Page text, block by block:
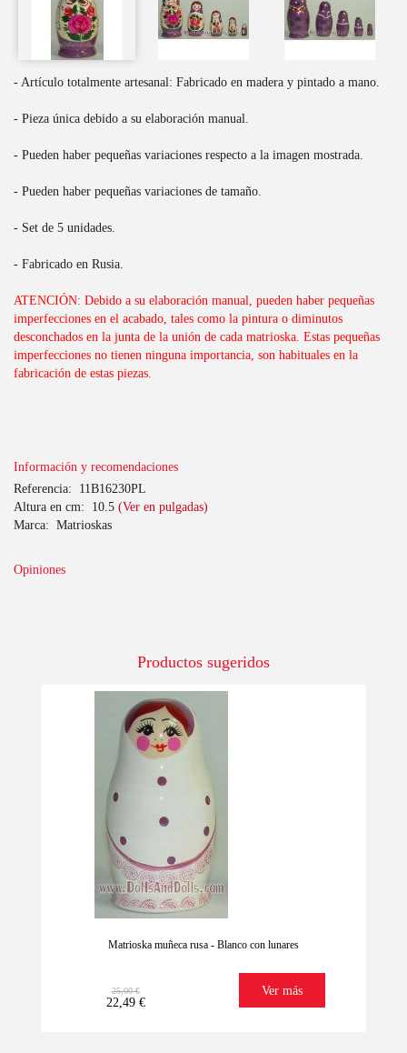
- Artículo totalmente artesanal: Fabricado en madera y pintado a mano.
- Pieza única debido a su elaboración manual.
- Pueden haber pequeñas variaciones respecto a la imagen mostrada.
- Pueden haber pequeñas variaciones de tamaño.
- Set de 5 unidades.
- Fabricado en Rusia.
ATENCIÓN: Debido a su elaboración manual, pueden haber pequeñas
imperfecciones en el acabado, tales como la pintura o diminutos
desconchados en la junta de la unión de cada matrioska. Estas pequeñas
imperfecciones no tienen ninguna importancia, son habituales en la
fabricación de estas piezas.
Información y recomendaciones
Referencia: 11B16230PL
Altura en cm: 10.5 (Ver en pulgadas)
Marca: Matrioskas
Opiniones
Productos sugeridos
Matrioska muñeca rusa - Blanco con lunares
25,00 €
22,49 €
Ver más